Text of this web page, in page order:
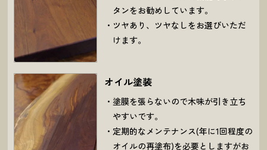
タンをお勧めしています。
ツヤあり、ツヤなしをお選びいただ
けます。
オイル塗装
塗膜を張らないので木味が引き立ち
やすいです。
定期的なメンテナンス(年に1回程度の
オイルの再塗布)を必要としますがお